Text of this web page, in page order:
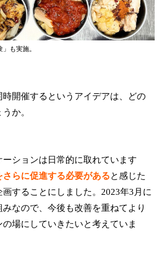
も実施。
開催するというアイデアは、どの
か。
ションは日常的に取れています
らに促進する必要があると感じた
することにしました。2023年3月に
なので、今後も改善を重ねてより
場にしていきたいと考えていま